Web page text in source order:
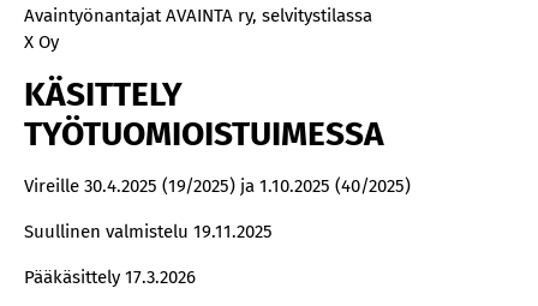
Avaintyönantajat AVAINTA ry, selvitystilassa
X Oy
KÄSITTELY
TYÖTUOMIOISTUIMESSA
Vireille 30.4.2025 (19/2025) ja 1.10.2025 (40/2025)
Suullinen valmistelu 19.11.2025
Pääkäsittely 17.3.2026